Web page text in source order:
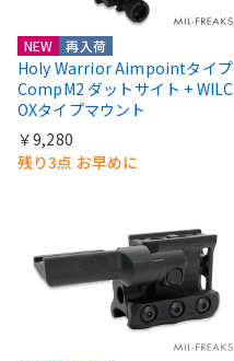
NEW 再入荷
Holy Warrior Aimpointタイプ
CompM2 ダットサイト + WILC
OXタイプマウント
￥9,280
残り3点 お早めに